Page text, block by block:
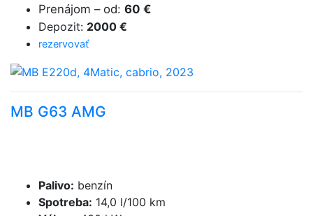
Prenájom – od: 60 €
Depozit: 2000 €
rezervovať
MB G63 AMG
Palivo: benzín
Spotreba: 14,0 l/100 km